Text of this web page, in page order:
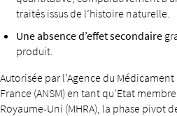
traités issus de l’histoire naturelle.
Une absence d’effet secondaire
produit.
Autorisée par l’Agence du Médicament
France (ANSM) en tant qu’Etat
Royaume-Uni (MHRA), la phase pivot